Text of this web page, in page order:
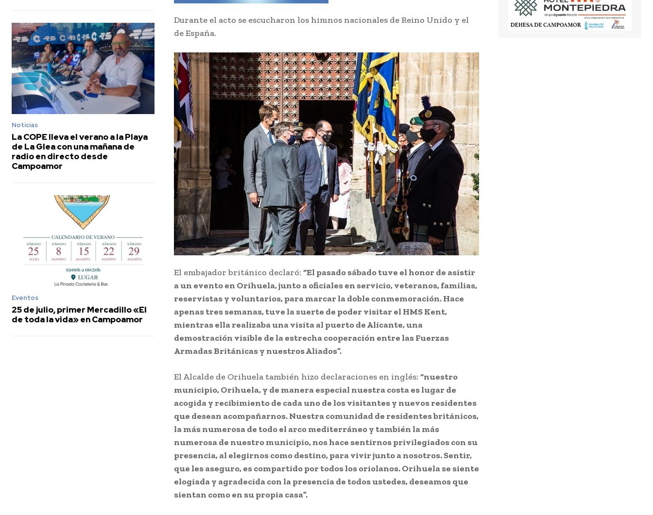
Noticias
La COPE lleva el verano a la Playa
de La Glea con una mañana de
radio en directo desde
Campoamor
Eventos
25 de julio, primer Mercadillo «El
de toda la vida» en Campoamor
Durante el acto se escucharon los himnos nacionales de Reino Unido y el
de España.
El embajador británico declaró: “El pasado sábado tuve el honor de asistir
a un evento en Orihuela, junto a oficiales en servicio, veteranos, familias,
reservistas y voluntarios, para marcar la doble conmemoración. Hace
apenas tres semanas, tuve la suerte de poder visitar el HMS Kent,
mientras ella realizaba una visita al puerto de Alicante, una
demostración visible de la estrecha cooperación entre las Fuerzas
Armadas Británicas y nuestros Aliados”.
El Alcalde de Orihuela también hizo declaraciones en inglés: “nuestro
municipio, Orihuela, y de manera especial nuestra costa es lugar de
acogida y recibimiento de cada uno de los visitantes y nuevos residentes
que desean acompañarnos. Nuestra comunidad de residentes británicos,
la más numerosa de todo el arco mediterráneo y también la más
numerosa de nuestro municipio, nos hace sentirnos privilegiados con su
presencia, al elegirnos como destino, para vivir junto a nosotros. Sentir,
que les aseguro, es compartido por todos los oriolanos. Orihuela se siente
elogiada y agradecida con la presencia de todos ustedes, deseamos que
sientan como en su propia casa”.